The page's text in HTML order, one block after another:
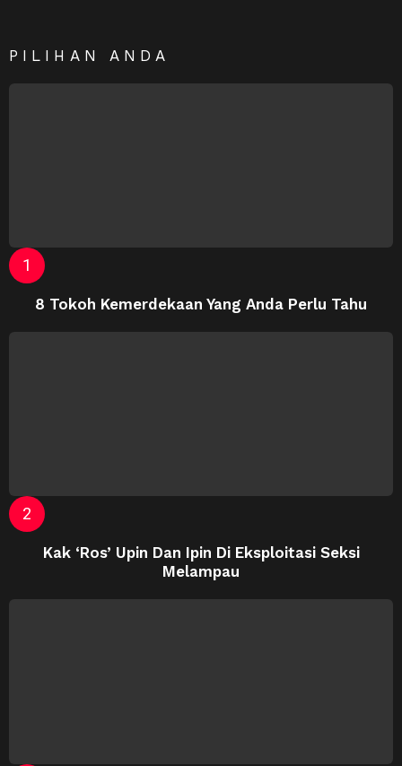
PILIHAN ANDA
8 Tokoh Kemerdekaan Yang Anda Perlu Tahu
Kak ‘Ros’ Upin Dan Ipin Di Eksploitasi Seksi
Melampau